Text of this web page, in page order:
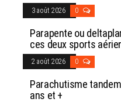
3 août 2026 0
Parapente ou
ces deux sports
2 août 2026 0
Parachutisme
ans et +